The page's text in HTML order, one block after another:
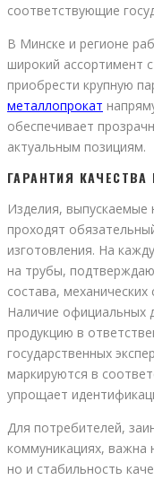
соответствующие
В Минске и регионе
широкий ассортимент
приобрести крупную
металлопрокат
обеспечивает
актуальным позициям.
ГАРАНТИЯ
Изделия,
проходят
изготовления. На
на трубы,
состава,
Наличие официальных
продукцию в
государственных
маркируются в
упрощает
Для потребителей,
коммуникациях, важна
но и стабильность